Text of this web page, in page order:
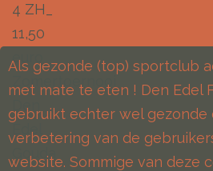
4 ZH_
11,50
euro
Zomertoernooi
Den
Edel
Gouda
Als gezonde (top) sportclub
met mate te eten ! Den Edel
gebruikt echter wel gezonde
verbetering van de
website. Sommige van deze